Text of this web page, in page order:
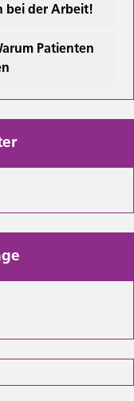
bei der Arbeit!
Patienten